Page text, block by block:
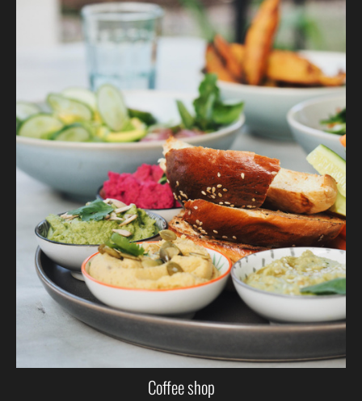
Coffee shop